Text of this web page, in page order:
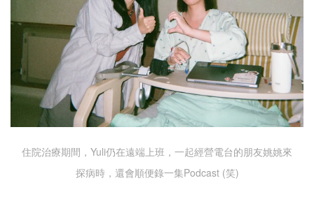
住院治療期間，Yuli仍在遠端上班，一起經營電台的朋友姚姚來
探病時，還會順便錄一集Podcast (笑)